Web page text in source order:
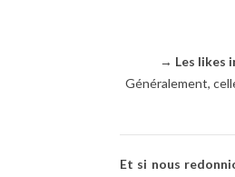
→ Les likes
Généralement,
Et si nous